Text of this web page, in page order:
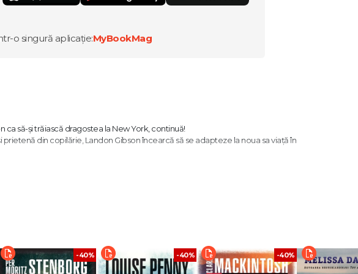
o singură aplicație:MyBookMag
să-și trăiască dragostea la New York, continuă!
din copilărie, Landon Gibson încearcă să se adapteze la noua sa viață în
cititorii din întreaga lume. Citește și tu cea mai virală poveste de pe internet!
l cunoască pe Landon Gibson. Indiferent dacă ți se povestește despre el sau
nebunie povestea lui. Este un tip extrem de loial și, atunci când se îndrăgostește, e
-40% -40% -40%